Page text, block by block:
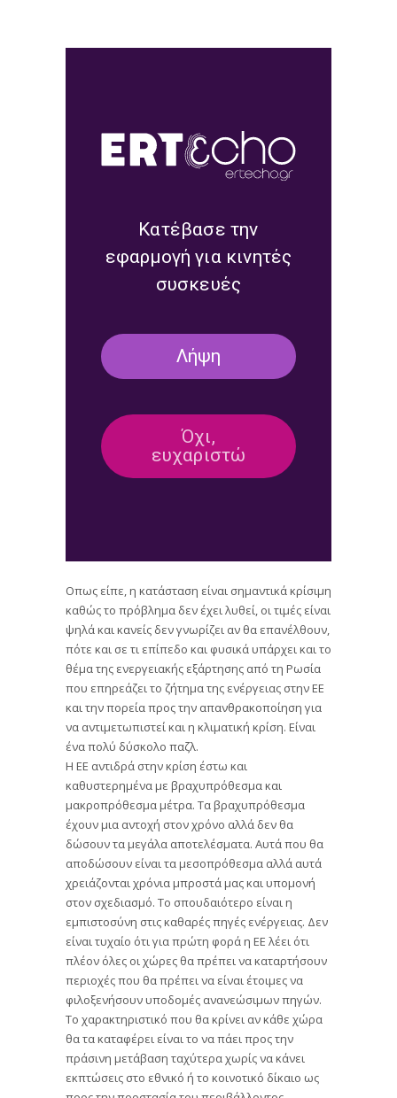
Οπως είπε, η κατάσταση είναι σημαντικά κρίσιμη
καθώς το πρόβλημα δεν έχει λυθεί, οι τιμές είναι
ψηλά και κανείς δεν γνωρίζει αν θα επανέλθουν,
πότε και σε τι επίπεδο και φυσικά υπάρχει και το
θέμα της ενεργειακής εξάρτησης από τη Ρωσία
που επηρεάζει το ζήτημα της ενέργειας στην ΕΕ
και την πορεία προς την απανθρακοποίηση για
να αντιμετωπιστεί και η κλιματική κρίση. Είναι
ένα πολύ δύσκολο παζλ.
Η ΕΕ αντιδρά στην κρίση έστω και
καθυστερημένα με βραχυπρόθεσμα και
μακροπρόθεσμα μέτρα. Τα βραχυπρόθεσμα
έχουν μια αντοχή στον χρόνο αλλά δεν θα
δώσουν τα μεγάλα αποτελέσματα. Αυτά που θα
αποδώσουν είναι τα μεσοπρόθεσμα αλλά αυτά
χρειάζονται χρόνια μπροστά μας και υπομονή
στον σχεδιασμό. Το σπουδαιότερο είναι η
εμπιστοσύνη στις καθαρές πηγές ενέργειας. Δεν
είναι τυχαίο ότι για πρώτη φορά η ΕΕ λέει ότι
πλέον όλες οι χώρες θα πρέπει να καταρτήσουν
περιοχές που θα πρέπει να είναι έτοιμες να
φιλοξενήσουν υποδομές ανανεώσιμων πηγών.
Το χαρακτηριστικό που θα κρίνει αν κάθε χώρα
θα τα καταφέρει είναι το να πάει προς την
πράσινη μετάβαση ταχύτερα χωρίς να κάνει
εκπτώσεις στο εθνικό ή το κοινοτικό δίκαιο ως